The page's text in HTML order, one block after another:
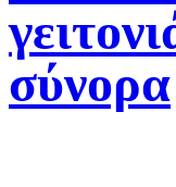
σύνορα